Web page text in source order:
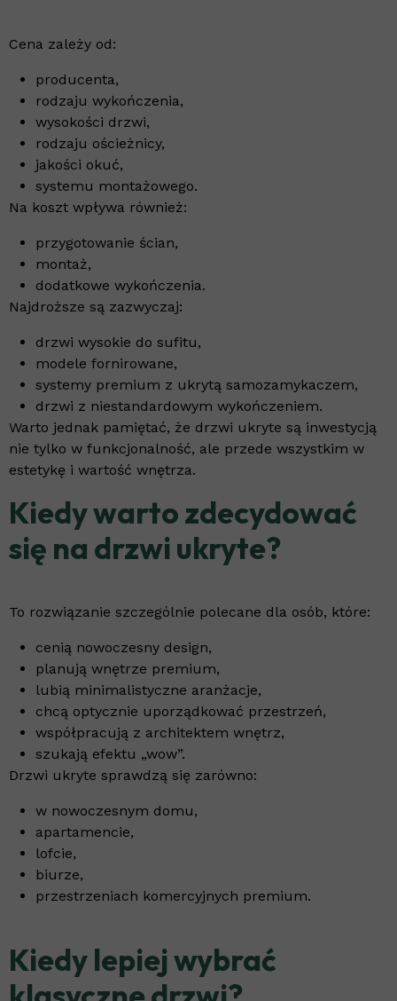
Cena zależy od:
producenta,
rodzaju wykończenia,
wysokości drzwi,
rodzaju ościeżnicy,
jakości okuć,
systemu montażowego.
Na koszt wpływa również:
przygotowanie ścian,
montaż,
dodatkowe wykończenia.
Najdroższe są zazwyczaj:
drzwi wysokie do sufitu,
modele fornirowane,
systemy premium z ukrytą samozamykaczem,
drzwi z niestandardowym wykończeniem.
Warto jednak pamiętać, że drzwi ukryte są inwestycją
nie tylko w funkcjonalność, ale przede wszystkim w
estetykę i wartość wnętrza.
Kiedy warto zdecydować
się na drzwi ukryte?
To rozwiązanie szczególnie polecane dla osób, które:
cenią nowoczesny design,
planują wnętrze premium,
lubią minimalistyczne aranżacje,
chcą optycznie uporządkować przestrzeń,
współpracują z architektem wnętrz,
szukają efektu „wow”.
Drzwi ukryte sprawdzą się zarówno:
w nowoczesnym domu,
apartamencie,
lofcie,
biurze,
przestrzeniach komercyjnych premium.
Kiedy lepiej wybrać